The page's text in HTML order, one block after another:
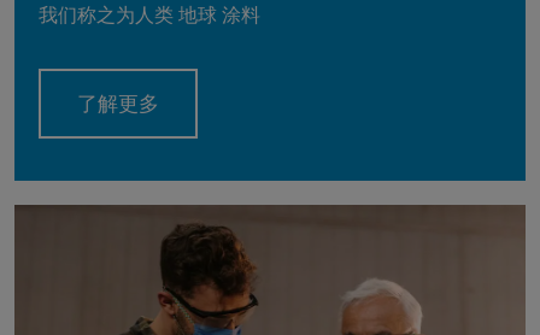
我们称之为人类 地球 涂料
了解更多